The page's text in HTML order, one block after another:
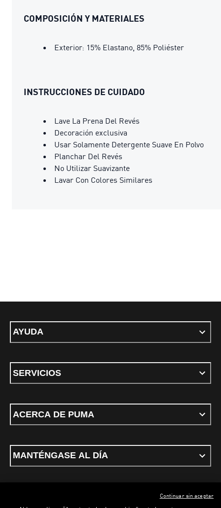
COMPOSICIÓN Y MATERIALES
Exterior: 15% Elastano, 85% Poliéster
INSTRUCCIONES DE CUIDADO
Lave La Prena Del Revés
Decoración exclusiva
Usar Solamente Detergente Suave En Polvo
Planchar Del Revés
No Utilizar Suavizante
Lavar Con Colores Similares
AYUDA
SERVICIOS
ACERCA DE PUMA
MANTÉNGASE AL DÍA
Continuar sin aceptar